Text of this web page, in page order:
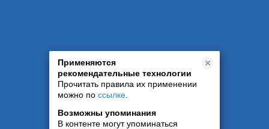
Применяются
рекомендательные технологии
Прочитать правила их применении
можно по ссылке
Возможны упоминания
В контенте могут упоминаться